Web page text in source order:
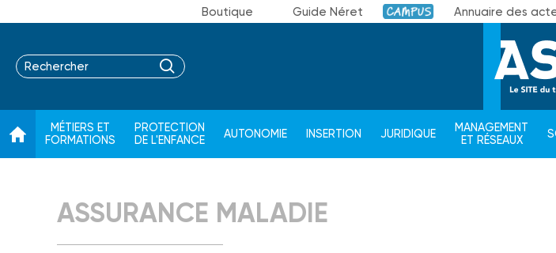
Boutique Guide Néret Campus Annuaire des
MÉTIERS ET
FORMATIONS
PROTECTION
DE L'ENFANCE
AUTONOMIE INSERTION JURIDIQUE
MANAGEMENT
ET RÉSEAUX
ASSURANCE MALADIE